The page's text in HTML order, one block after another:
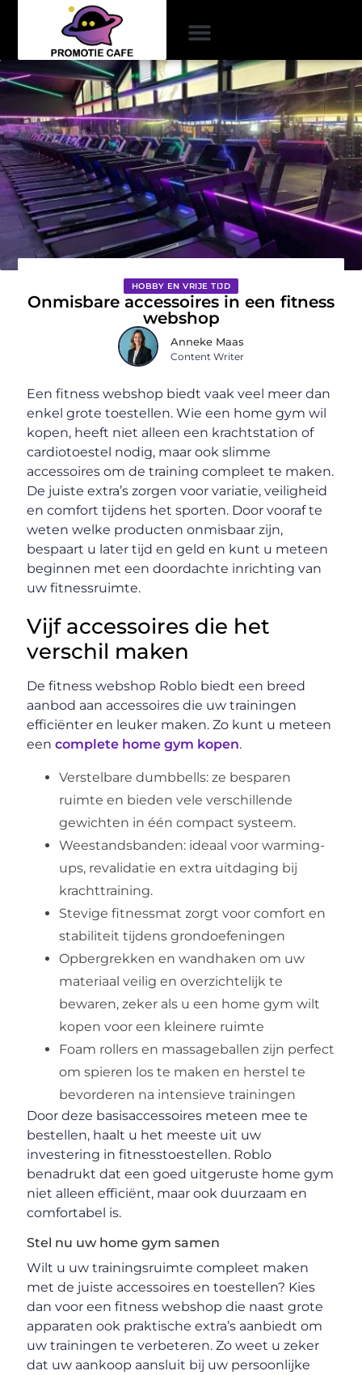
HOBBY EN VRIJE TIJD
Onmisbare accessoires in een fitness
webshop
Anneke Maas
Content Writer
Een fitness webshop biedt vaak veel meer dan
enkel grote toestellen. Wie een home gym wil
kopen, heeft niet alleen een krachtstation of
cardiotoestel nodig, maar ook slimme
accessoires om de training compleet te maken.
De juiste extra’s zorgen voor variatie, veiligheid
en comfort tijdens het sporten. Door vooraf te
weten welke producten onmisbaar zijn,
bespaart u later tijd en geld en kunt u meteen
beginnen met een doordachte inrichting van
uw fitnessruimte.
Vijf accessoires die het
verschil maken
De fitness webshop Roblo biedt een breed
aanbod aan accessoires die uw trainingen
efficiënter en leuker maken. Zo kunt u meteen
eencomplete home gym kopen.
Verstelbare dumbbells: ze besparen
ruimte en bieden vele verschillende
gewichten in één compact systeem.
Weestandsbanden: ideaal voor warming-
ups, revalidatie en extra uitdaging bij
krachttraining.
Stevige fitnessmat zorgt voor comfort en
stabiliteit tijdens grondoefeningen
Opbergrekken en wandhaken om uw
materiaal veilig en overzichtelijk te
bewaren, zeker als u een home gym wilt
kopen voor een kleinere ruimte
Foam rollers en massageballen zijn perfect
om spieren los te maken en herstel te
bevorderen na intensieve trainingen
Door deze basisaccessoires meteen mee te
bestellen, haalt u het meeste uit uw
investering in fitnesstoestellen. Roblo
benadrukt dat een goed uitgeruste home gym
niet alleen efficiënt, maar ook duurzaam en
comfortabel is.
Stel nu uw home gym samen
Wilt u uw trainingsruimte compleet maken
met de juiste accessoires en toestellen? Kies
dan voor een fitness webshop die naast grote
apparaten ook praktische extra’s aanbiedt om
uw trainingen te verbeteren. Zo weet u zeker
dat uw aankoop aansluit bij uw persoonlijke